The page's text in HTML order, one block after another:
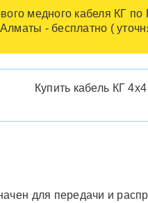
медного кабеля КГ
Алматы - бесплатно (
Купить кабель КГ
для передачи и